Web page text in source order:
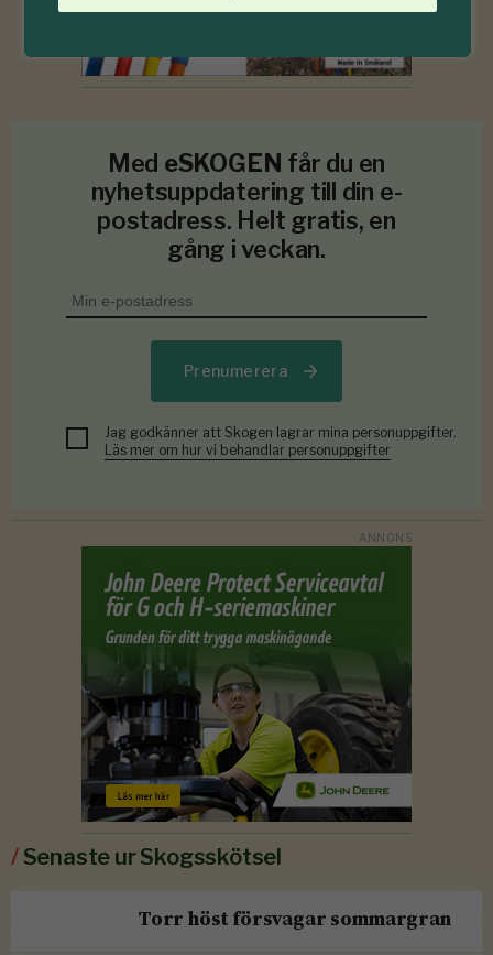
Med eSKOGEN får du en
nyhetsuppdatering till din e-
postadress. Helt gratis, en
gång i veckan.
Prenumerera
Jag godkänner att Skogen lagrar mina personuppgifter.
Läs mer om hur vi behandlar personuppgifter
/Senaste ur Skogsskötsel
Torr höst försvagar sommargran